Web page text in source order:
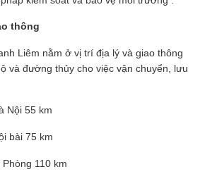
thông
Liêm nằm ở vị trí địa lý và giao thông
và đường thủy cho việc vận chuyển, lưu
Nội 55 km
bài 75 km
110 km